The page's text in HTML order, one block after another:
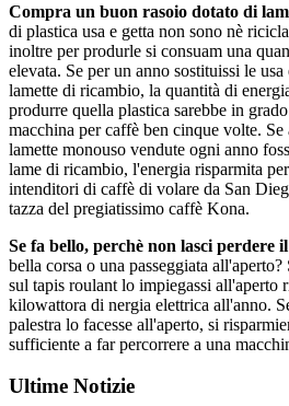
Compra un buon rasoio dotato di
di plastica usa e getta non sono nè
inoltre per produrle si consuam una
elevata. Se per un anno sostituissi le
lamette di ricambio, la quantità di
produrre quella plastica sarebbe in
macchina per caffè ben cinque volte. Se
lamette monouso vendute ogni anno
lame di ricambio, l'energia risparmita
intenditori di caffè di volare da San
tazza del pregiatissimo caffè Kona.
Se fa bello, perchè non lasci perdere
bella corsa o una passeggiata
sul tapis roulant lo impiegassi all'aperto
kilowattora di nergia elettrica all'anno.
palestra lo facesse all'aperto, si
sufficiente a far percorrere a una
Ultime Notizie